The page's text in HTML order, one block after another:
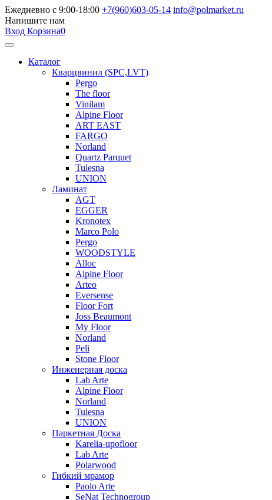
Ежедневно с 9:00-18:00 +7(960)603-05-14 info@polmarket.ru
Напишите нам
Вход Корзина0
Каталог
Кварцвинил (SPC,LVT)
Pergo
The floor
Vinilam
Alpine Floor
ART EAST
FARGO
Norland
Quartz Parquet
Tulesna
UNION
Ламинат
AGT
EGGER
Kronotex
Marco Polo
Pergo
WOODSTYLE
Alloc
Alpine Floor
Arteo
Eversense
Floor Fort
Joss Beaumont
My Floor
Norland
Peli
Stone Floor
Инженерная доска
Lab Arte
Alpine Floor
Norland
Tulesna
UNION
Паркетная Доска
Karelia-upofloor
Lab Arte
Polarwood
Гибкий мрамор
Paolo Arte
SeNat Technogroup